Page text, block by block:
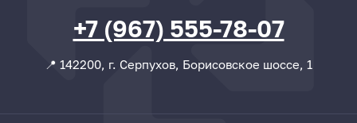
+7 (967) 555-78-07
📍 142200, г. Серпухов, Борисовское шоссе, 1